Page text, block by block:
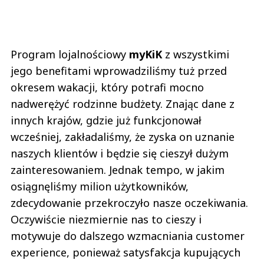
Program lojalnościowy myKiK z wszystkimi
jego benefitami wprowadziliśmy tuż przed
okresem wakacji, który potrafi mocno
nadwerężyć rodzinne budżety. Znając dane z
innych krajów, gdzie już funkcjonował
wcześniej, zakładaliśmy, że zyska on uznanie
naszych klientów i będzie się cieszył dużym
zainteresowaniem. Jednak tempo, w jakim
osiągnęliśmy milion użytkowników,
zdecydowanie przekroczyło nasze oczekiwania.
Oczywiście niezmiernie nas to cieszy i
motywuje do dalszego wzmacniania customer
experience, ponieważ satysfakcja kupujących